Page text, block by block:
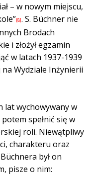
– w nowym miejscu,
[8]. S. Büchner nie
Brodach
i złożył egzamin
w latach 1937-1939
Wydziale Inżynierii
lat wychowywany w
spełnić się w
roli. Niewątpliwy
charakteru oraz
był on
pisze o nim: